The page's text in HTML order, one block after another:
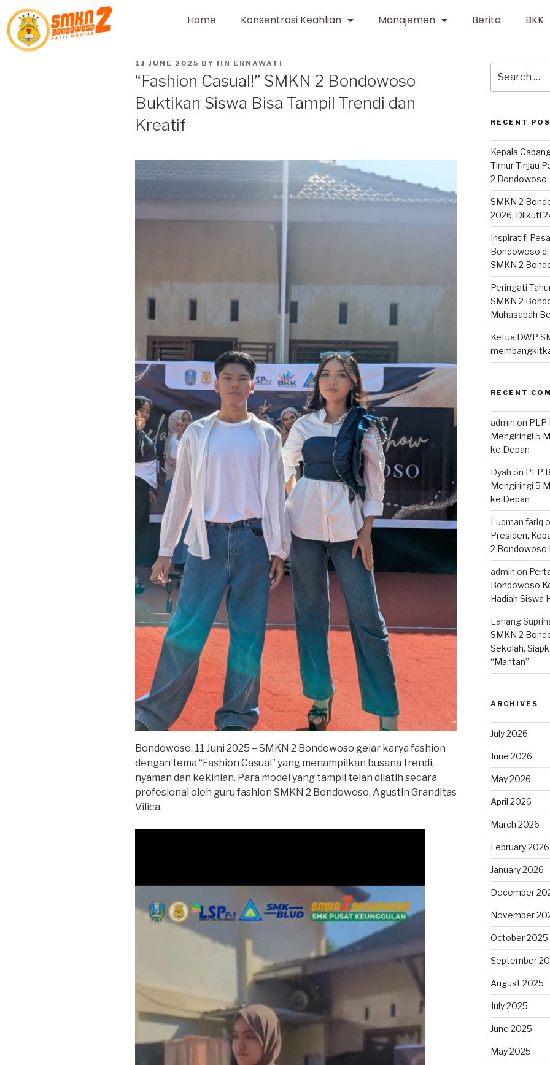
Home Konsentrasi Keahlian Manajemen Berita BKK
11 JUNE 2025 BY IIN ERNAWATI
“Fashion Casual!” SMKN 2 Bondowoso
Buktikan Siswa Bisa Tampil Trendi dan
Kreatif
Bondowoso, 11 Juni 2025 – SMKN 2 Bondowoso gelar karya fashion
dengan tema “Fashion Casual” yang menampilkan busana trendi,
nyaman dan kekinian. Para model yang tampil telah dilatih secara
profesional oleh guru fashion SMKN 2 Bondowoso, Agustin Granditas
Vilica.
RECENT
Kepala
Timur Tinjau
2 Bondowoso
SMKN 2
2026, Diikuti
Inspiratif!
Bondowoso
SMKN 2
Peringati
SMKN 2
Muhasabah
Ketua DWP
RECENT
admin on PLP
Mengiringi 5
ke Depan
Dyah on PLP
Mengiringi 5
ke Depan
Luqman fariq
Presiden,
2 Bondowoso
admin on
Bondowoso
Hadiah Siswa
Lanang
SMKN 2
Sekolah,
“Mantan”
ARCHIVES
July 2026
June 2026
May 2026
April 2026
March 2026
February 2026
January 2026
December
November
October 2025
September
August 2025
July 2025
June 2025
May 2025